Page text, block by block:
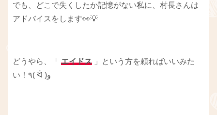
でも、どこで失くしたか記憶がない私に、村長さんは
アドバイスをします👀💡
どうやら、「 エイドス 」という方を頼ればいいみた
い！٩( ᐛ )و